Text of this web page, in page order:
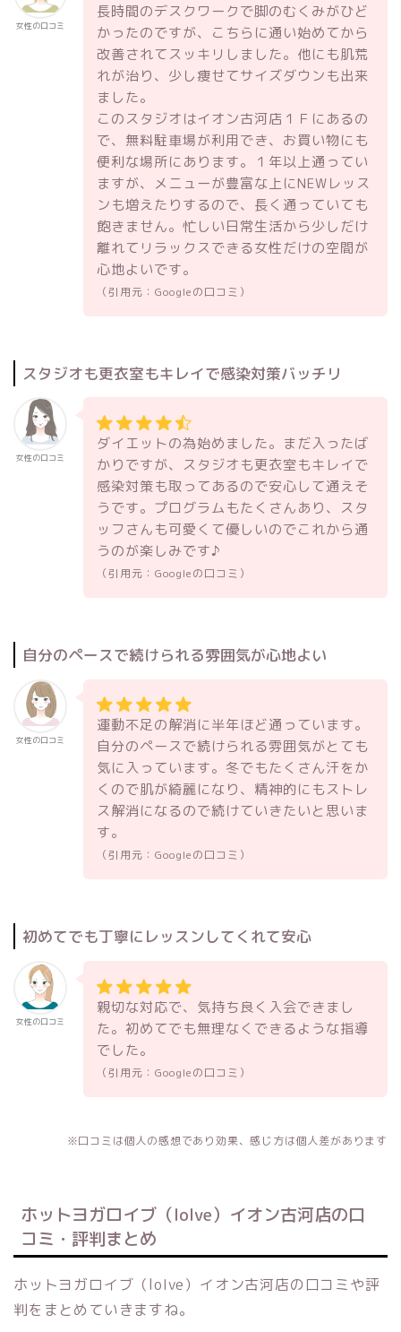
女性の口コミ
長時間のデスクワークで脚のむくみがひど
かったのですが、こちらに通い始めてから
改善されてスッキリしました。他にも肌荒
れが治り、少し痩せてサイズダウンも出来
ました。
このスタジオはイオン古河店１Ｆにあるの
で、無料駐車場が利用でき、お買い物にも
便利な場所にあります。１年以上通ってい
ますが、メニューが豊富な上にNEWレッス
ンも増えたりするので、長く通っていても
飽きません。忙しい日常生活から少しだけ
離れてリラックスできる女性だけの空間が
心地よいです。
（引用元：Googleの口コミ）
スタジオも更衣室もキレイで感染対策バッチリ
女性の口コミ
ダイエットの為始めました。まだ入ったば
かりですが、スタジオも更衣室もキレイで
感染対策も取ってあるので安心して通えそ
うです。プログラムもたくさんあり、スタ
ッフさんも可愛くて優しいのでこれから通
うのが楽しみです♪
（引用元：Googleの口コミ）
自分のペースで続けられる雰囲気が心地よい
女性の口コミ
運動不足の解消に半年ほど通っています。
自分のペースで続けられる雰囲気がとても
気に入っています。冬でもたくさん汗をか
くので肌が綺麗になり、精神的にもストレ
ス解消になるので続けていきたいと思いま
す。
（引用元：Googleの口コミ）
初めてでも丁寧にレッスンしてくれて安心
女性の口コミ
親切な対応で、気持ち良く入会できまし
た。初めてでも無理なくできるような指導
でした。
（引用元：Googleの口コミ）
※口コミは個人の感想であり効果、感じ方は個人差があります
ホットヨガロイブ（loIve）イオン古河店の口
コミ・評判まとめ
ホットヨガロイブ（loIve）イオン古河店の口コミや評
判をまとめていきますね。